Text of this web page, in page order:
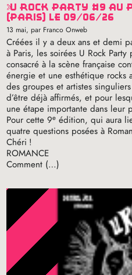
u rock party #9 au point éphémère
(paris) le 09/06/26
13 mai, par Franco Onweb
Créées il y a deux ans et demi
à Paris, les soirées U Rock
consacré à la scène française
énergie et une esthétique rocks
des groupes et artistes
d’être déjà affirmés, et pour
une étape importante dans leur
Pour cette 9e édition, qui aura
quatre questions posées à
Chéri !
ROMANCE
Comment (…)